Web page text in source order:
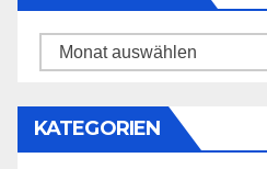
Unser
KATEGORIEN